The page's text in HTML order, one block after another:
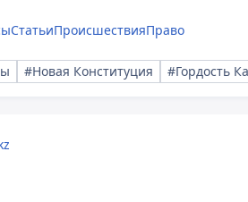
СтатьиПроисшествияПраво
#Новая Конституция #Гордость